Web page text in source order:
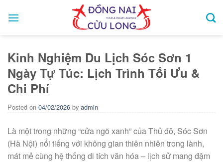
Kinh Nghiệm Du Lịch Sóc Sơn 1
Ngày Tự Túc: Lịch Trình Tối Ưu &
Chi Phí
Posted on 04/02/2026 by admin
Là một trong những “cửa ngõ xanh” của Thủ đô, Sóc Sơn
(Hà Nội) nổi tiếng với không gian thiên nhiên trong lành,
mát mẻ cùng hệ thống di tích văn hóa – lịch sử mang đậm